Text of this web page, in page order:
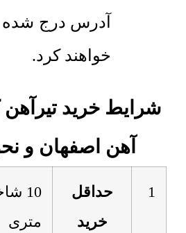
آدرس درج شده
خواهند کرد.
شرایط خرید تیرآهن
آهن اصفهان و
1
حداقل
خرید
متری